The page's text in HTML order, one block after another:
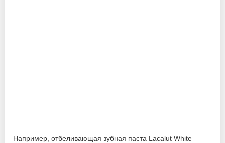
Например, отбеливающая зубная паста Lacalut White